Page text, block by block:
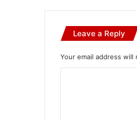
Leave a Reply
Your email address will